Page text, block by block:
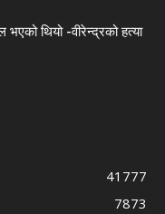
थियो -वीरेन्द्रको हत्या
41777
7873